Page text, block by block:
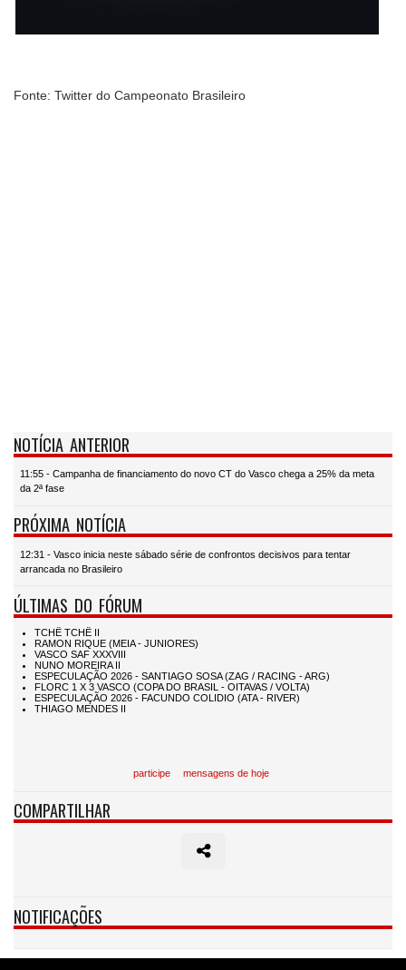
Fonte: Twitter do Campeonato Brasileiro
NOTÍCIA ANTERIOR
11:55 - Campanha de financiamento do novo CT do Vasco chega a 25% da meta
da 2ª fase
PRÓXIMA NOTÍCIA
12:31 - Vasco inicia neste sábado série de confrontos decisivos para tentar
arrancada no Brasileiro
ÚLTIMAS DO FÓRUM
participe mensagens de hoje
COMPARTILHAR
NOTIFICAÇÕES